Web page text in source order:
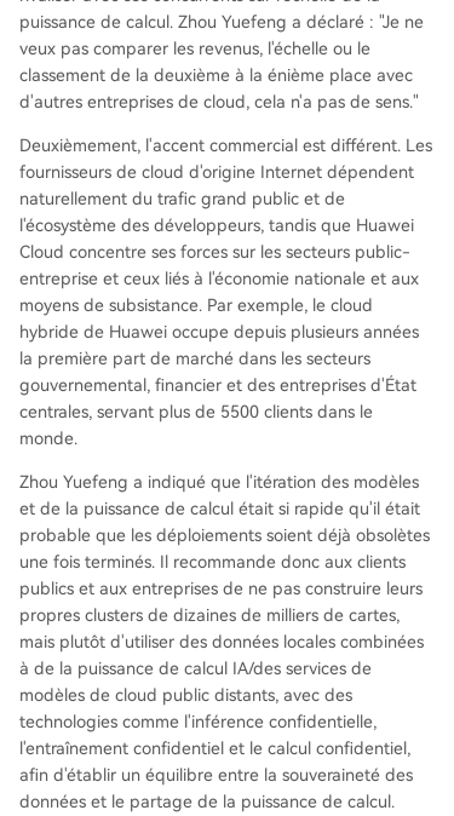
puissance de calcul. Zhou Yuefeng a déclaré : "Je ne
veux pas comparer les revenus, l'échelle ou le
classement de la deuxième à la énième place avec
d'autres entreprises de cloud, cela n'a pas de sens."
Deuxièmement, l'accent commercial est différent. Les
fournisseurs de cloud d'origine Internet dépendent
naturellement du trafic grand public et de
l'écosystème des développeurs, tandis que Huawei
Cloud concentre ses forces sur les secteurs public-
entreprise et ceux liés à l'économie nationale et aux
moyens de subsistance. Par exemple, le cloud
hybride de Huawei occupe depuis plusieurs années
la première part de marché dans les secteurs
gouvernemental, financier et des entreprises d'État
centrales, servant plus de 5500 clients dans le
monde.
Zhou Yuefeng a indiqué que l'itération des modèles
et de la puissance de calcul était si rapide qu'il était
probable que les déploiements soient déjà obsolètes
une fois terminés. Il recommande donc aux clients
publics et aux entreprises de ne pas construire leurs
propres clusters de dizaines de milliers de cartes,
mais plutôt d'utiliser des données locales combinées
à de la puissance de calcul IA/des services de
modèles de cloud public distants, avec des
technologies comme l'inférence confidentielle,
l'entraînement confidentiel et le calcul confidentiel,
afin d'établir un équilibre entre la souveraineté des
données et le partage de la puissance de calcul.